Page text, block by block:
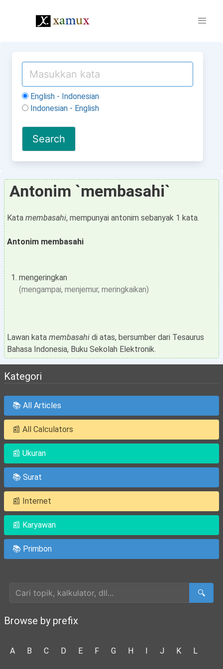
English - Indonesian
Indonesian - English
Antonim `membasahi`
Kata membasahi, mempunyai antonim sebanyak 1 kata.
Antonim membasahi
mengeringkan
(mengampai, menjemur, meringkaikan)
Lawan kata membasahi di atas, bersumber dari Tesaurus
Bahasa Indonesia, Buku Sekolah Elektronik.
Kategori
📚 All Articles
📰 All Calculators
📰 Ukuran
📚 Surat
📰 Internet
📰 Karyawan
📚 Primbon
🔍
Browse by prefix
A B C D E F G H I J K L